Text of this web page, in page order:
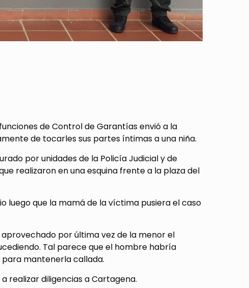
de Control de Garantías envió a la
de tocarles sus partes íntimas a una niña.
por unidades de la Policía Judicial y de
realizaron en una esquina frente a la plaza del
luego que la mamá de la víctima pusiera el caso
por última vez de la menor el
Tal parece que el hombre habría
mantenerla callada.
realizar diligencias a Cartagena.